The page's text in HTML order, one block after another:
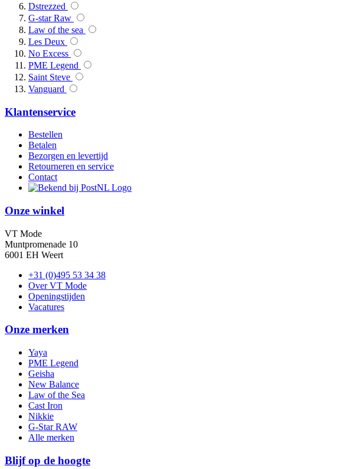
Dstrezzed
G-star Raw
Law of the sea
Les Deux
No Excess
PME Legend
Saint Steve
Vanguard
Klantenservice
Bestellen
Betalen
Bezorgen en levertijd
Retourneren en service
Contact
Onze winkel
VT Mode
Muntpromenade 10
6001 EH Weert
+31 (0)495 53 34 38
Over VT Mode
Openingstijden
Vacatures
Onze merken
Yaya
PME Legend
Geisha
New Balance
Law of the Sea
Cast Iron
Nikkie
G-Star RAW
Alle merken
Blijf op de hoogte